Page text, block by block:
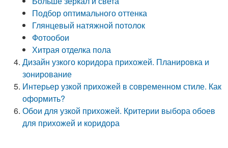
Подбор оптимального оттенка
Глянцевый натяжной потолок
Фотообои
Хитрая отделка пола
Дизайн узкого коридора прихожей. Планировка и
зонирование
Интерьер узкой прихожей в современном стиле. Как
оформить?
Обои для узкой прихожей. Критерии выбора обоев
для прихожей и коридора